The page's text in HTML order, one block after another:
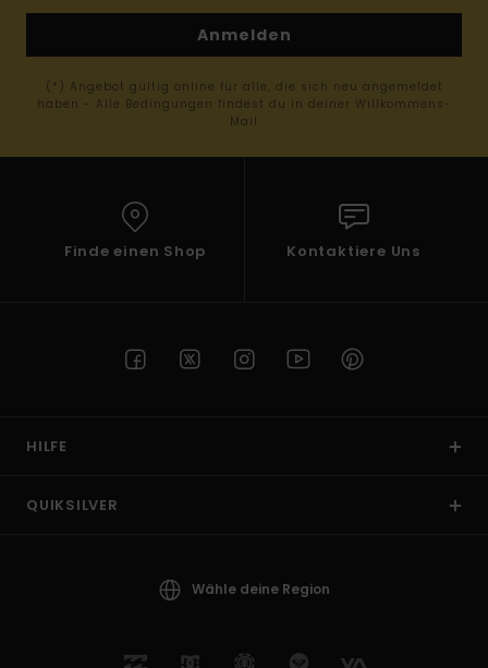
Anmelden
(*) Angebot gültig online für alle, die sich neu angemeldet
haben - Alle Bedingungen findest du in deiner Willkommens-
Mail
Finde einen Shop Kontaktiere Uns
HILFE
QUIKSILVER
Wähle deine Region